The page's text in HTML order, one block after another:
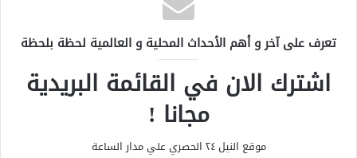
تعرف على آخر و أهم الأحداث المحلية و العالمية لحظة بلحظة
اشترك الان في القائمة البريدية
مجانا !
موقع النيل ٢٤ الحصري علي مدار الساعة